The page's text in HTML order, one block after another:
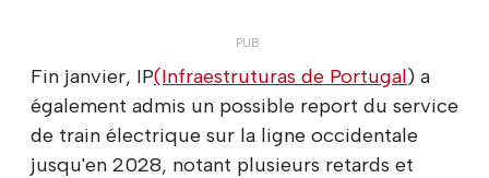
Fin janvier, IP(Infraestruturas de Portugal) a
également admis un possible report du service
de train électrique sur la ligne occidentale
jusqu'en 2028, notant plusieurs retards et